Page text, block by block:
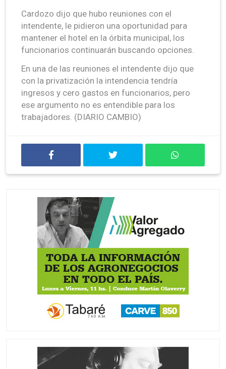
Cardozo dijo que hubo reuniones con el
intendente, le pidieron una oportunidad para
mantener el hotel en la órbita municipal, los
funcionarios continuarán buscando opciones.
En una de las reuniones el intendente dijo que
con la privatización la intendencia tendría
ingresos y cero gastos en funcionarios, pero
ese argumento no es entendible para los
trabajadores. (DIARIO CAMBIO)